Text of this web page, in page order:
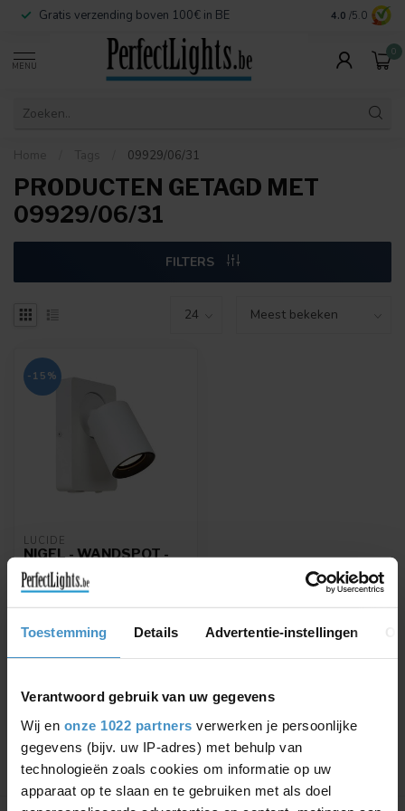
Toestemming Details Advertentie-instellingen
Verantwoord gebruik van uw gegevens
Wij en onze 1022 partners verwerken je persoonlijke
gegevens (bijv. uw IP-adres) met behulp van
technologieën zoals cookies om informatie op uw
apparaat op te slaan en te gebruiken met als doel
Gratis verzending boven 100€ in BE Veilige
4.0 /5.0
MENU
0
Home Tags 09929/06/31
PRODUCTEN GETAGD MET
09929/06/31
FILTERS
-15%
LUCIDE
NIGEL - WANDSPOT -
LED - GU10 - 1X5W
3000K - MET USB
Incl. dimbare LED spot
€75,95 €64,56
Toon1-1van 1